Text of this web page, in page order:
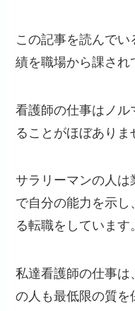
この記事を読んで
績を職場から課され
看護師の仕事はノ
ることがほぼありま
サラリーマンの人は
で自分の能力を示
る転職をしています
私達看護師の仕事
の人も最低限の質を